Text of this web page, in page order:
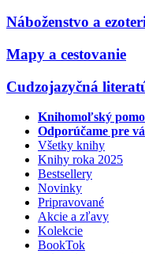
Náboženstvo a
Mapy a cestovanie
Cudzojazyčná
Knihomoľský
Odporúčame pre
Všetky knihy
Knihy roka 2025
Bestsellery
Novinky
Pripravované
Akcie a zľavy
Kolekcie
BookTok